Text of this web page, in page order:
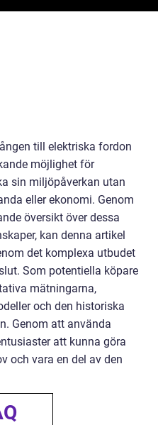
till elektriska fordon
möjlighet för
sin miljöpåverkan utan
eller ekonomi. Genom
översikt över dessa
kan denna artikel
det komplexa utbudet
Som potentiella köpare
mätningarna,
och den historiska
Genom att använda
att kunna göra
och vara en del av den